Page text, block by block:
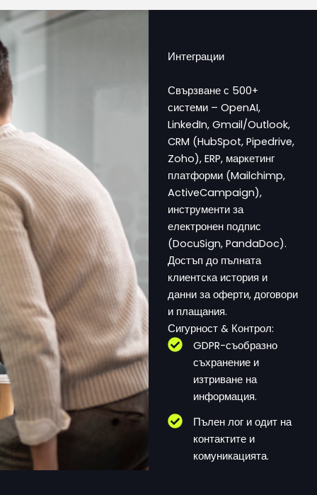
Интеграции
Свързване с 500+
системи – OpenAI,
LinkedIn, Gmail/Outlook,
CRM (HubSpot, Pipedrive,
Zoho), ERP, маркетинг
платформи (Mailchimp,
ActiveCampaign),
инструменти за
електронен подпис
(DocuSign, PandaDoc).
Достъп до пълната
клиентска история и
данни за оферти, договори
и плащания.
Сигурност & Контрол:
GDPR-съобразно
съхранение и
изтриване на
информация.
Пълен лог и одит на
контактите и
комуникацията.